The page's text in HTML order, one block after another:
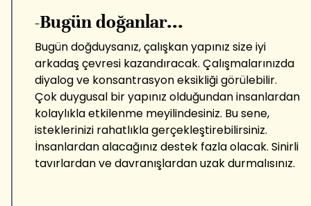
-Bugün doğanlar...
Bugün doğduysanız, çalışkan yapınız size iyi
arkadaş çevresi kazandıracak. Çalışmalarınızda
diyalog ve konsantrasyon eksikliği görülebilir.
Çok duygusal bir yapınız olduğundan insanlardan
kolaylıkla etkilenme meyilindesiniz. Bu sene,
isteklerinizi rahatlıkla gerçekleştirebilirsiniz.
İnsanlardan alacağınız destek fazla olacak. Sinirli
tavırlardan ve davranışlardan uzak durmalısınız.